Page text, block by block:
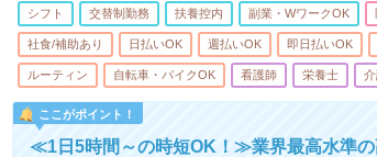
シフト 交替制勤務 扶養控内 副業・WワークOK
社食/補助あり 日払いOK 週払いOK 即日払いOK
ルーティン 自転車・バイクOK 看護師 栄養士
ここがポイント！
≪1日5時間～の時短OK！≫業界最高水準の